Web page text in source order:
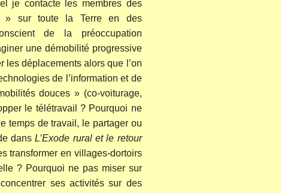
je contacte les membres des
» sur toute la Terre en des
de la préoccupation
une démobilité progressive
déplacements alors que l’on
de l’information et de
douces » (co-voiturage,
le télétravail ? Pourquoi ne
temps de travail, le partager ou
dansL’Exode rural et le retour
transformer en villages-dortoirs
? Pourquoi ne pas miser sur
ses activités sur des